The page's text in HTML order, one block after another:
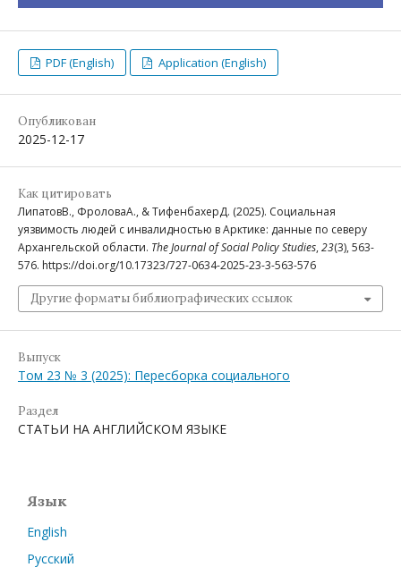
PDF (English) Application (English)
Опубликован
2025-12-17
Как цитировать
ЛипатовВ., ФроловаА., & ТифенбахерД. (2025). Социальная
уязвимость людей с инвалидностью в Арктике: данные по северу
Архангельской области. The Journal of Social Policy Studies, 23(3), 563-
576. https://doi.org/10.17323/727-0634-2025-23-3-563-576
Другие форматы библиографических ссылок
Выпуск
Том 23 № 3 (2025): Пересборка социального
Раздел
СТАТЬИ НА АНГЛИЙСКОМ ЯЗЫКЕ
Язык
English
Русский